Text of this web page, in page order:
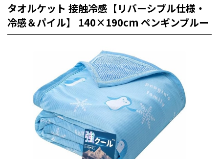
タオルケット 接触冷感【リバーシブル仕様・
冷感＆パイル】 140×190cm ペンギンブルー